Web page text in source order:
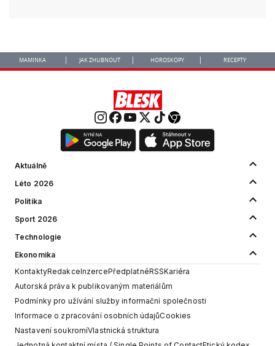
MAMINKA JAK ZHUBNOUT HOROSKOPY RECEPTY
Aktuálně
Léto 2026
Politika
Sport 2026
Technologie
Ekonomika
KontaktyRedakceInzercePředplatnéRSSKariéra
Autorská práva k publikovaným materiálům
Podmínky pro užívání služby informační společnosti
Informace o zpracování osobních údajůCookies
Nastavení soukromíVlastnická struktura